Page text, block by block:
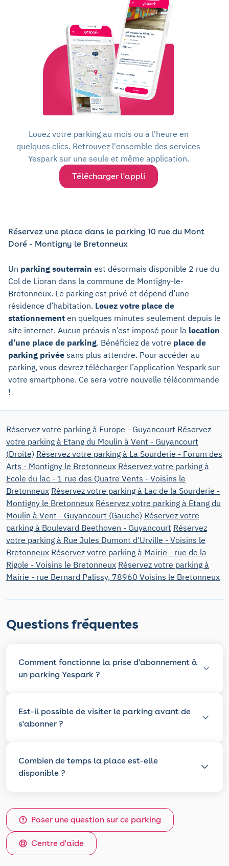
Louez votre parking au mois ou à l'heure en
quelques clics. Retrouvez l'ensemble des services
Yespark sur une seule et même application.
Télécharger l'appli
Réservez une place dans le parking 10 rue du Mont
Doré - Montigny le Bretonneux
Un parking souterrain est désormais disponible 2 rue du
Col de Lioran dans la commune de Montigny-le-
Bretonneux. Le parking est privé et dépend d’une
résidence d’habitation. Louez votre place de
stationnement en quelques minutes seulement depuis le
site internet. Aucun préavis n’est imposé pour la location
d’une place de parking. Bénéficiez de votre place de
parking privée sans plus attendre. Pour accéder au
parking, vous devrez télécharger l’application Yespark sur
votre smartphone. Ce sera votre nouvelle télécommande
!
Réservez votre parking à Europe - Guyancourt Réservez
votre parking à Etang du Moulin à Vent - Guyancourt
(Droite) Réservez votre parking à La Sourderie - Forum des
Arts - Montigny le Bretonneux Réservez votre parking à
Ecole du lac - 1 rue des Quatre Vents - Voisins le
Bretonneux Réservez votre parking à Lac de la Sourderie -
Montigny le Bretonneux Réservez votre parking à Etang du
Moulin à Vent - Guyancourt (Gauche) Réservez votre
parking à Boulevard Beethoven - Guyancourt Réservez
votre parking à Rue Jules Dumont d'Urville - Voisins le
Bretonneux Réservez votre parking à Mairie - rue de la
Rigole - Voisins le Bretonneux Réservez votre parking à
Mairie - rue Bernard Palissy, 78960 Voisins le Bretonneux
Questions fréquentes
Comment fonctionne la prise d'abonnement à
un parking Yespark ?
Est-il possible de visiter le parking avant de
s'abonner ?
Combien de temps la place est-elle
disponible ?
Poser une question sur ce parking
Centre d'aide